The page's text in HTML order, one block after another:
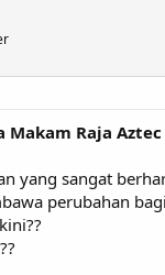
Makam Raja
yang sangat
perubahan